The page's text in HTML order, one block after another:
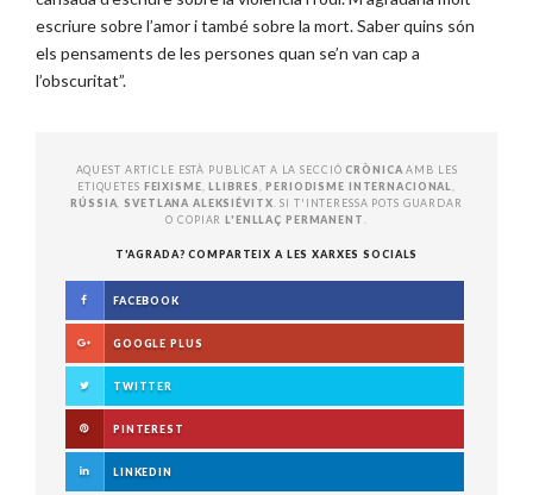
escriure sobre l’amor i també sobre la mort. Saber quins són
els pensaments de les persones quan se’n van cap a
l’obscuritat”.
AQUEST ARTICLE ESTÀ PUBLICAT A LA SECCIÓCRÒNICA AMB LES
ETIQUETES FEIXISME ,LLIBRES ,PERIODISME INTERNACIONAL
RÚSSIA
SVETLANA ALEKSIÉVITX . SI T'INTERESSA POTS GUARDAR
O COPIARL'ENLLAÇ PERMANENT
T'AGRADA? COMPARTEIX A LES XARXES SOCIALS
FACEBOOK
GOOGLE PLUS
TWITTER
PINTEREST
LINKEDIN